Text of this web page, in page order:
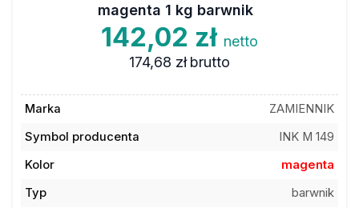
magenta 1 kg barwnik
142,02 zł netto
174,68 zł brutto
Marka
ZAMIENNIK
Symbol producenta
INK M 149
Kolor
magenta
Typ
barwnik